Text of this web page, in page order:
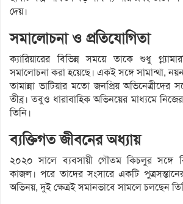
দেয়।
সমালোচনা ও প্রতিযোগিতা
ক্যারিয়ারের বিভিন্ন সময়ে তাকে শুধু
সমালোচনা করা হয়েছে। একই সঙ্গে সামান্থা,
তামান্না ভাটিয়ার মতো জনপ্রিয় অভিনেত্রীদের
তীব্র। তবুও ধারাবাহিক অভিনয়ের মাধ্যমে
তিনি।
ব্যক্তিগত জীবনের অধ্যায়
২০২০ সালে ব্যবসায়ী গৌতম কিচলুর সঙ্গে
কাজল। পরে তাদের সংসারে একটি
অভিনয়, দুই ক্ষেত্রই সমানভাবে সামলে চলছেন